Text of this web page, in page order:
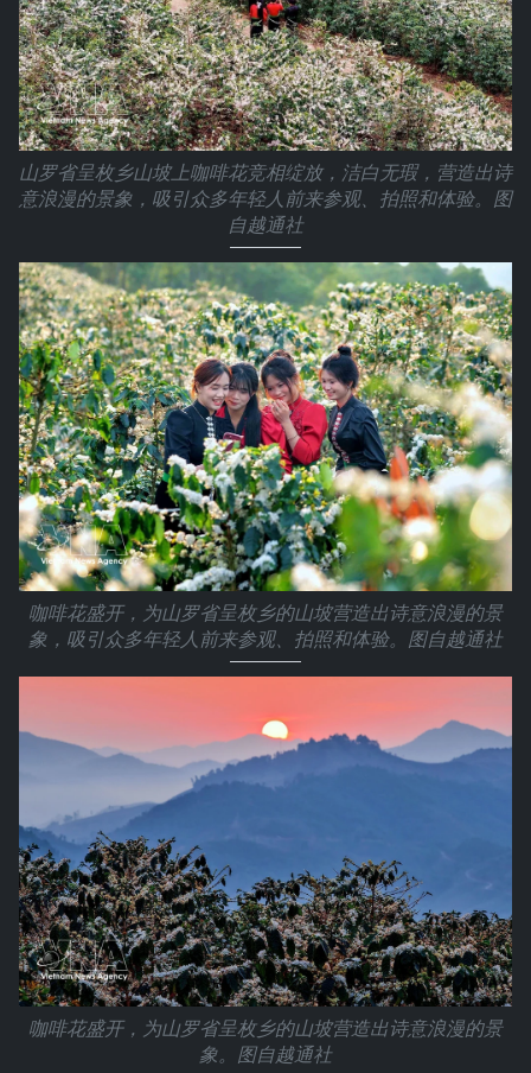
山罗省呈枚乡山坡上咖啡花竞相绽放，洁白无瑕，营造出诗
意浪漫的景象，吸引众多年轻人前来参观、拍照和体验。图
自越通社
咖啡花盛开，为山罗省呈枚乡的山坡营造出诗意浪漫的景
象，吸引众多年轻人前来参观、拍照和体验。图自越通社
咖啡花盛开，为山罗省呈枚乡的山坡营造出诗意浪漫的景
象。图自越通社